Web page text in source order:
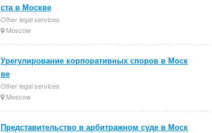
ста в Москве
Other legal services
Moscow
Урегулирование корпоративных споров в Моск
ве
Other legal services
Moscow
Представительство в арбитражном суде в Моск